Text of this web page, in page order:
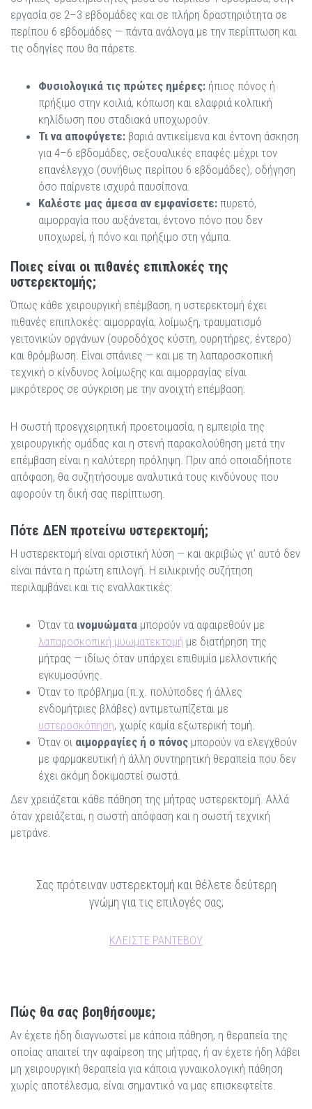
εργασία σε 2–3 εβδομάδες και σε πλήρη δραστηριότητα σε
περίπου 6 εβδομάδες — πάντα ανάλογα με την περίπτωση και
τις οδηγίες που θα πάρετε.
Φυσιολογικά τις πρώτες ημέρες: ήπιος πόνος ή
πρήξιμο στην κοιλιά, κόπωση και ελαφριά κολπική
κηλίδωση που σταδιακά υποχωρούν.
Τι να αποφύγετε: βαριά αντικείμενα και έντονη άσκηση
για 4–6 εβδομάδες, σεξουαλικές επαφές μέχρι τον
επανέλεγχο (συνήθως περίπου 6 εβδομάδες), οδήγηση
όσο παίρνετε ισχυρά παυσίπονα.
Καλέστε μας άμεσα αν εμφανίσετε: πυρετό,
αιμορραγία που αυξάνεται, έντονο πόνο που δεν
υποχωρεί, ή πόνο και πρήξιμο στη γάμπα.
Ποιες είναι οι πιθανές επιπλοκές της
υστερεκτομής;
Όπως κάθε χειρουργική επέμβαση, η υστερεκτομή έχει
πιθανές επιπλοκές: αιμορραγία, λοίμωξη, τραυματισμό
γειτονικών οργάνων (ουροδόχος κύστη, ουρητήρες, έντερο)
και θρόμβωση. Είναι σπάνιες — και με τη λαπαροσκοπική
τεχνική ο κίνδυνος λοίμωξης και αιμορραγίας είναι
μικρότερος σε σύγκριση με την ανοιχτή επέμβαση.
Η σωστή προεγχειρητική προετοιμασία, η εμπειρία της
χειρουργικής ομάδας και η στενή παρακολούθηση μετά την
επέμβαση είναι η καλύτερη πρόληψη. Πριν από οποιαδήποτε
απόφαση, θα συζητήσουμε αναλυτικά τους κινδύνους που
αφορούν τη δική σας περίπτωση.
Πότε ΔΕΝ προτείνω υστερεκτομή;
Η υστερεκτομή είναι οριστική λύση — και ακριβώς γι’ αυτό δεν
είναι πάντα η πρώτη επιλογή. Η ειλικρινής συζήτηση
περιλαμβάνει και τις εναλλακτικές:
Όταν τα ινομυώματα μπορούν να αφαιρεθούν με
λαπαροσκοπική μυωματεκτομή με διατήρηση της
μήτρας — ιδίως όταν υπάρχει επιθυμία μελλοντικής
εγκυμοσύνης.
Όταν το πρόβλημα (π.χ. πολύποδες ή άλλες
ενδομήτριες βλάβες) αντιμετωπίζεται με
υστεροσκόπηση, χωρίς καμία εξωτερική τομή.
Όταν οι αιμορραγίες ή ο πόνος μπορούν να ελεγχθούν
με φαρμακευτική ή άλλη συντηρητική θεραπεία που δεν
έχει ακόμη δοκιμαστεί σωστά.
Δεν χρειάζεται κάθε πάθηση της μήτρας υστερεκτομή. Αλλά
όταν χρειάζεται, η σωστή απόφαση και η σωστή τεχνική
μετράνε.
Σας πρότειναν υστερεκτομή και θέλετε δεύτερη
γνώμη για τις επιλογές σας;
ΚΛΕΙΣΤΕ ΡΑΝΤΕΒΟΥ
Πώς θα σας βοηθήσουμε;
Αν έχετε ήδη διαγνωστεί με κάποια πάθηση, η θεραπεία της
οποίας απαιτεί την αφαίρεση της μήτρας, ή αν έχετε ήδη λάβει
μη χειρουργική θεραπεία για κάποια γυναικολογική πάθηση
χωρίς αποτέλεσμα, είναι σημαντικό να μας επισκεφτείτε.